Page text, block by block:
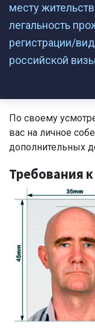
месту
легальность
регистрации/
российской
По своему
вас на личное
дополнительных
Требования